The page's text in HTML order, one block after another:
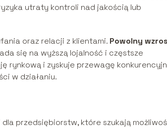
utraty kontroli nad jakością lub
oraz relacji z klientami. Powolny
się na wyższą lojalność i częstsze
rynkową i zyskuje przewagę
w działaniu.
przedsiębiorstw, które szukają